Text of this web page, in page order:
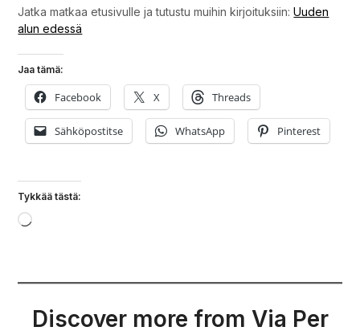
Jatka matkaa etusivulle ja tutustu muihin kirjoituksiin:Uuden
alun edessä
Jaa tämä:
Facebook X Threads
Sähköpostitse WhatsApp Pinterest
Tykkää tästä:
Loading…
Discover more from Via Per